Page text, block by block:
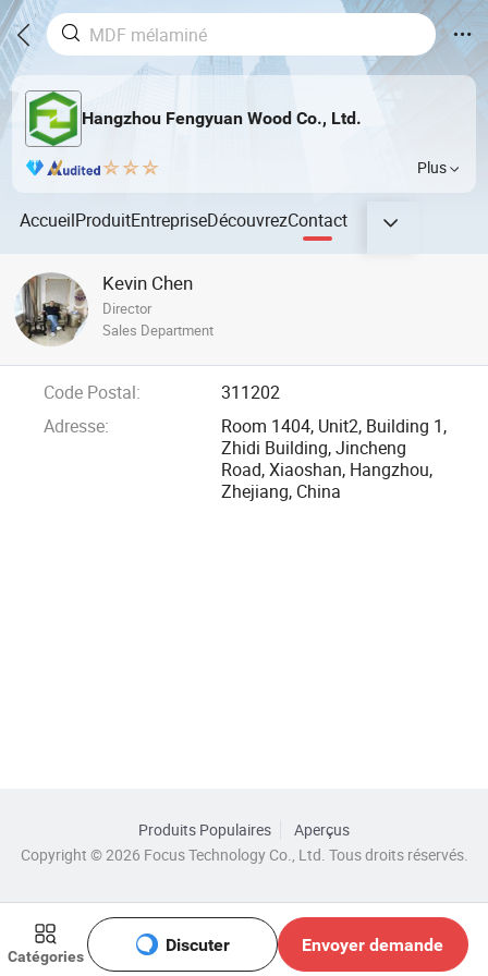
Hangzhou Fengyuan Wood Co., Ltd.
Plus
AccueilProduitEntrepriseDécouvrezContact
Catégories
Discuter Envoyer demande
Kevin Chen
Director
Sales Department
Code Postal:
311202
Adresse:
Room 1404, Unit2, Building 1,
Zhidi Building, Jincheng
Road, Xiaoshan, Hangzhou,
Zhejiang, China
Produits Populaires
Aperçus
Copyright © 2026 Focus Technology Co., Ltd. Tous droits réservés.